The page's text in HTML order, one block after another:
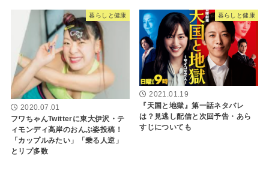
暮らしと健康
2020.07.01
フワちゃんTwitterに東大伊沢・テ
ィモンディ高岸のおんぶ姿投稿！
「カップルみたい」「乗る人逆」
とリプ多数
暮らしと健康
2021.01.19
『天国と地獄』第一話ネタバレ
は？見逃し配信と次回予告・あら
すじについても